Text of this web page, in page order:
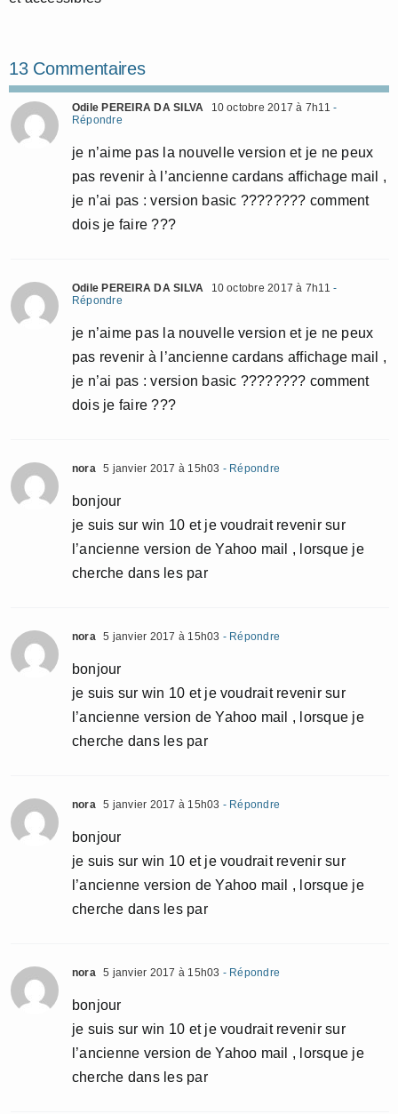
13 Commentaires
Odile PEREIRA DA SILVA 10 octobre 2017 à 7h11 -
Répondre
je n’aime pas la nouvelle version et je ne peux
pas revenir à l’ancienne cardans affichage mail ,
je n’ai pas : version basic ???????? comment
dois je faire ???
Odile PEREIRA DA SILVA 10 octobre 2017 à 7h11 -
Répondre
je n’aime pas la nouvelle version et je ne peux
pas revenir à l’ancienne cardans affichage mail ,
je n’ai pas : version basic ???????? comment
dois je faire ???
nora 5 janvier 2017 à 15h03 - Répondre
bonjour
je suis sur win 10 et je voudrait revenir sur
l’ancienne version de Yahoo mail , lorsque je
cherche dans les par
nora 5 janvier 2017 à 15h03 - Répondre
bonjour
je suis sur win 10 et je voudrait revenir sur
l’ancienne version de Yahoo mail , lorsque je
cherche dans les par
nora 5 janvier 2017 à 15h03 - Répondre
bonjour
je suis sur win 10 et je voudrait revenir sur
l’ancienne version de Yahoo mail , lorsque je
cherche dans les par
nora 5 janvier 2017 à 15h03 - Répondre
bonjour
je suis sur win 10 et je voudrait revenir sur
l’ancienne version de Yahoo mail , lorsque je
cherche dans les par